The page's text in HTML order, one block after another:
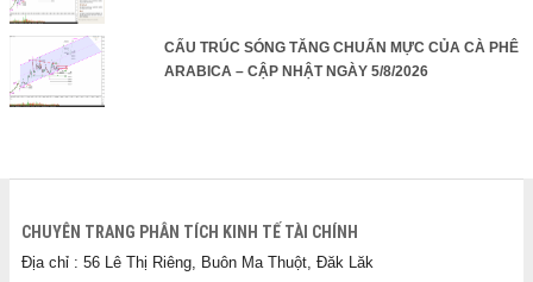
CẤU TRÚC SÓNG TĂNG CHUẨN MỰC CỦA CÀ PHÊ
ARABICA – CẬP NHẬT NGÀY 5/8/2026
CHUYÊN TRANG PHÂN TÍCH KINH TẾ TÀI CHÍNH
Địa chỉ : 56 Lê Thị Riêng, Buôn Ma Thuột, Đăk Lăk